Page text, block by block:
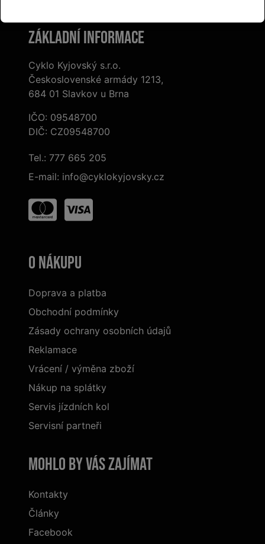
Základní informace
Cyklo Kyjovský s.r.o.
Československé armády 1213,
684 01 Slavkov u Brna
IČO: 09548700
DIČ: CZ09548700
Tel.: 777 665 205
E-mail: info@cyklokyjovsky.cz
O nákupu
Doprava a platba
Obchodní podmínky
Zásady ochrany osobních údajů
Reklamace
Vrácení / výměna zboží
Nákup na splátky
Servis jízdních kol
Servisní partneři
Mohlo by vás zajímat
Kontakty
Články
Facebook